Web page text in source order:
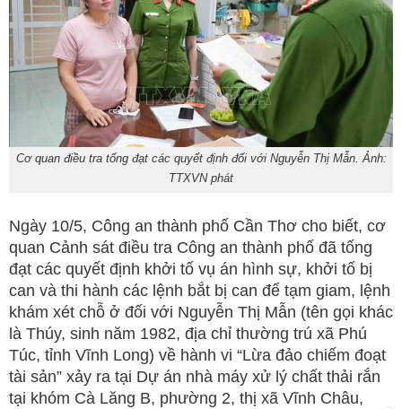
Cơ quan điều tra tống đạt các quyết định đối với Nguyễn Thị Mẫn. Ảnh:
TTXVN phát
Ngày 10/5, Công an thành phố Cần Thơ cho biết, cơ
quan Cảnh sát điều tra Công an thành phố đã tống
đạt các quyết định khởi tố vụ án hình sự, khởi tố bị
can và thi hành các lệnh bắt bị can để tạm giam, lệnh
khám xét chỗ ở đối với Nguyễn Thị Mẫn (tên gọi khác
là Thúy, sinh năm 1982, địa chỉ thường trú xã Phú
Túc, tỉnh Vĩnh Long) về hành vi “Lừa đảo chiếm đoạt
tài sản” xảy ra tại Dự án nhà máy xử lý chất thải rắn
tại khóm Cà Lăng B, phường 2, thị xã Vĩnh Châu,